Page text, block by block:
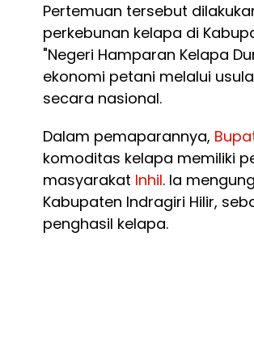
Pertemuan tersebut
perkebunan kelapa di
"Negeri Hamparan Kelapa
ekonomi petani melalui
secara nasional.
Dalam pemaparannya,
komoditas kelapa memiliki
masyarakat Inhil. Ia
Kabupaten Indragiri Hilir,
penghasil kelapa.